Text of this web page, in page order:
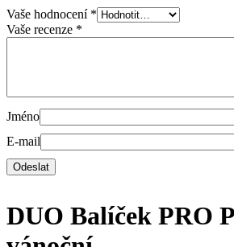
Vaše hodnocení *
Vaše recenze *
Jméno
E-mail
DUO Balíček PRO